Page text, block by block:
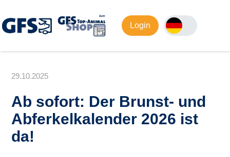
Login
29.10.2025
Ab sofort: Der Brunst- und
Abferkelkalender 2026 ist
da!